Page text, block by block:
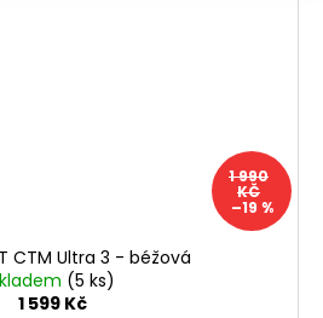
1 990
KČ
–19 %
CTM Ultra 3 - béžová
(5 ks)
1 599 Kč